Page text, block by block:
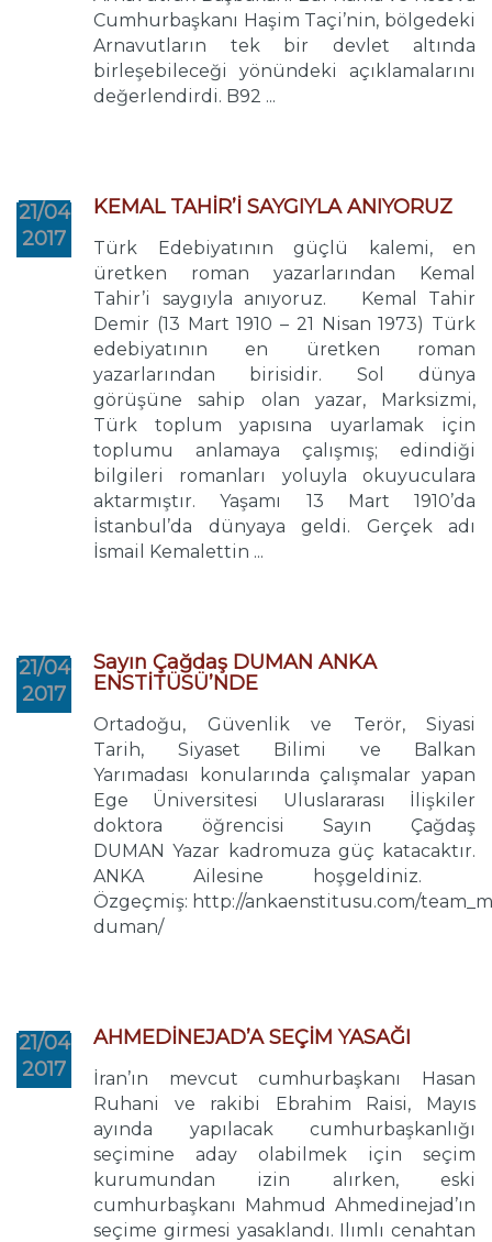
Cumhurbaşkanı Haşim Taçi’nin, bölgedeki
Arnavutların tek bir devlet altında
birleşebileceği yönündeki açıklamalarını
değerlendirdi. B92 ...
21/04
2017
KEMAL TAHİR’İ SAYGIYLA ANIYORUZ
Türk Edebiyatının güçlü kalemi, en
üretken roman yazarlarından Kemal
Tahir’i saygıyla anıyoruz. Kemal Tahir
Demir (13 Mart 1910 – 21 Nisan 1973) Türk
edebiyatının en üretken roman
yazarlarından birisidir. Sol dünya
görüşüne sahip olan yazar, Marksizmi,
Türk toplum yapısına uyarlamak için
toplumu anlamaya çalışmış; edindiği
bilgileri romanları yoluyla okuyuculara
aktarmıştır. Yaşamı 13 Mart 1910’da
İstanbul’da dünyaya geldi. Gerçek adı
İsmail Kemalettin ...
21/04
2017
Sayın Çağdaş DUMAN ANKA
ENSTİTÜSÜ’NDE
Ortadoğu, Güvenlik ve Terör, Siyasi
Tarih, Siyaset Bilimi ve Balkan
Yarımadası konularında çalışmalar yapan
Ege Üniversitesi Uluslararası İlişkiler
doktora öğrencisi Sayın Çağdaş
DUMAN Yazar kadromuza güç katacaktır.
ANKA Ailesine hoşgeldiniz.
Özgeçmiş: http://ankaenstitusu.com/
duman/
21/04
2017
AHMEDİNEJAD’A SEÇİM YASAĞI
İran’ın mevcut cumhurbaşkanı Hasan
Ruhani ve rakibi Ebrahim Raisi, Mayıs
ayında yapılacak cumhurbaşkanlığı
seçimine aday olabilmek için seçim
kurumundan izin alırken, eski
cumhurbaşkanı Mahmud Ahmedinejad’ın
seçime girmesi yasaklandı. Ilımlı cenahtan